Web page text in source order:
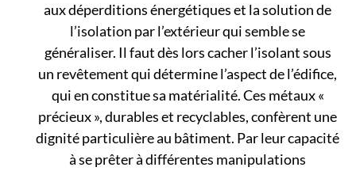
aux déperditions énergétiques et la solution de
l’isolation par l’extérieur qui semble se
généraliser. Il faut dès lors cacher l’isolant sous
un revêtement qui détermine l’aspect de l’édifice,
qui en constitue sa matérialité. Ces métaux «
précieux », durables et recyclables, confèrent une
dignité particulière au bâtiment. Par leur capacité
à se prêter à différentes manipulations